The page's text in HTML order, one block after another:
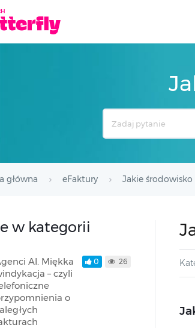
główna eFaktury Jakie środowisko
w kategorii
AI. Miękka
– czyli
o
0 26